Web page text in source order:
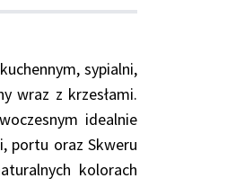
sypialni,
wraz z krzesłami.
idealnie
portu oraz Skweru
kolorach